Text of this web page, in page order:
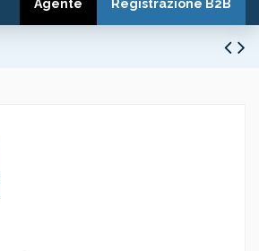
Registrazione B2B
Agente